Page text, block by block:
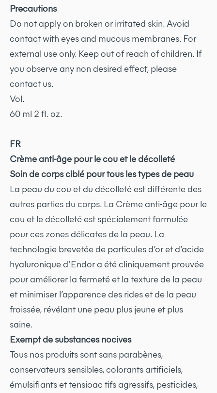
Precautions
Do not apply on broken or irritated skin. Avoid
contact with eyes and mucous membranes. For
external use only. Keep out of reach of children. If
you observe any non desired effect, please
contact us.
Vol.
60 ml 2 fl. oz.
FR
Crème anti-âge pour le cou et le décolleté
Soin de corps ciblé pour tous les types de peau
La peau du cou et du décolleté est différente des
autres parties du corps. La Crème anti-âge pour le
cou et le décolleté est spécialement formulée
pour ces zones délicates de la peau. La
technologie brevetée de particules d’or et d’acide
hyaluronique d’Endor a été cliniquement prouvée
pour améliorer la fermeté et la texture de la peau
et minimiser l’apparence des rides et de la peau
froissée, révélant une peau plus jeune et plus
saine.
Exempt de substances nocives
Tous nos produits sont sans parabènes,
conservateurs sensibles, colorants artificiels,
émulsifiants et tensioac tifs agressifs, pesticides,